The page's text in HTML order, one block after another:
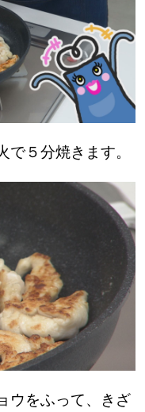
５分焼きます。
ウをふって、きざ